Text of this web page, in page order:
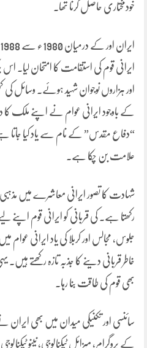
خودمختاری حاصل کرنا تھا۔
ایرانی قوم کی استقامت کا امتحان لیا۔
اور ہزاروں نوجوان شہید ہوئے۔ وسائل کی
کے باوجود ایرانی عوام نے اپنے ملک
“دفاع مقدس” کے نام سے یاد کیا جاتا
علامت بن چکا ہے۔
شہادت کا تصور ایرانی معاشرے میں
رکھتا ہے۔ کی قربانی کو ایرانی قوم اپنے
جلوس، مجالس اور کربلا کی یاد ایرانی
خاطر قربانی دینے کا جذبہ تازہ رکھتے
بھی قوم کی طاقت بنا رہا۔
سائنسی اور تکنیکی میدان میں بھی ایران
کے پروگرام، میزائل ٹیکنالوجی، نینو